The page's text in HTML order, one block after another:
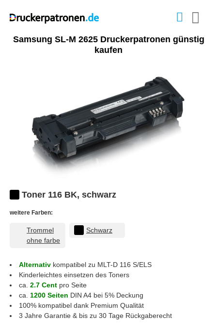
Samsung SL-M 2625 Druckerpatronen günstig
kaufen
Toner 116 BK, schwarz
weitere Farben:
Trommel
ohne farbe
Schwarz
Alternativ kompatibel zu MLT-D 116 S/ELS
Kinderleichtes einsetzen des Toners
ca. 2.7 Cent pro Seite
ca. 1200 Seiten DIN A4 bei 5% Deckung
100% kompatibel dank Premium Qualität
3 Jahre Garantie & bis zu 30 Tage Rückgaberecht